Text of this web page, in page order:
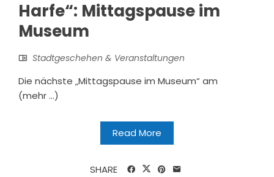
Harfe“: Mittagspause im
Museum
Stadtgeschehen & Veranstaltungen
Die nächste „Mittagspause im Museum“ am
(mehr …)
Read More
SHARE